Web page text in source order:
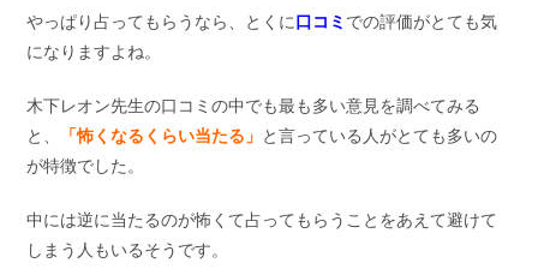
やっぱり占ってもらうなら、とくに口コミ での評価がとても気
になりますよね。
木下レオン先生の口コミの中でも最も多い意見を調べてみる
と、
「怖くなるくらい当たる」 と言っている人がとても多いの
が特徴でした。
中には逆に当たるのが怖くて占ってもらうことをあえて避けて
しまう人もいるそうです。